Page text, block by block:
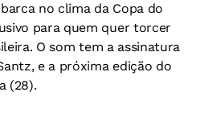
no clima da Copa do
para quem quer torcer
O som tem a assinatura
e a próxima edição do
(28).